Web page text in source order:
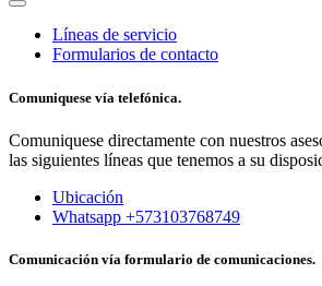
Líneas de servicio
Formularios de contacto
Comuniquese vía telefónica.
Comuniquese directamente con nuestros
las siguientes líneas que tenemos a su
Ubicación
Whatsapp +573103768749
Comunicación vía formulario de comunicaciones.